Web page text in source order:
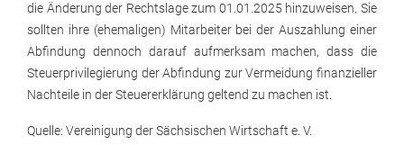
die Änderung der Rechtslage zum 01.01.2025 hinzuweisen. Sie
sollten ihre (ehemaligen) Mitarbeiter bei der Auszahlung einer
Abfindung dennoch darauf aufmerksam machen, dass die
Steuerprivilegierung der Abfindung zur Vermeidung finanzieller
Nachteile in der Steuererklärung geltend zu machen ist.
Quelle: Vereinigung der Sächsischen Wirtschaft e. V.